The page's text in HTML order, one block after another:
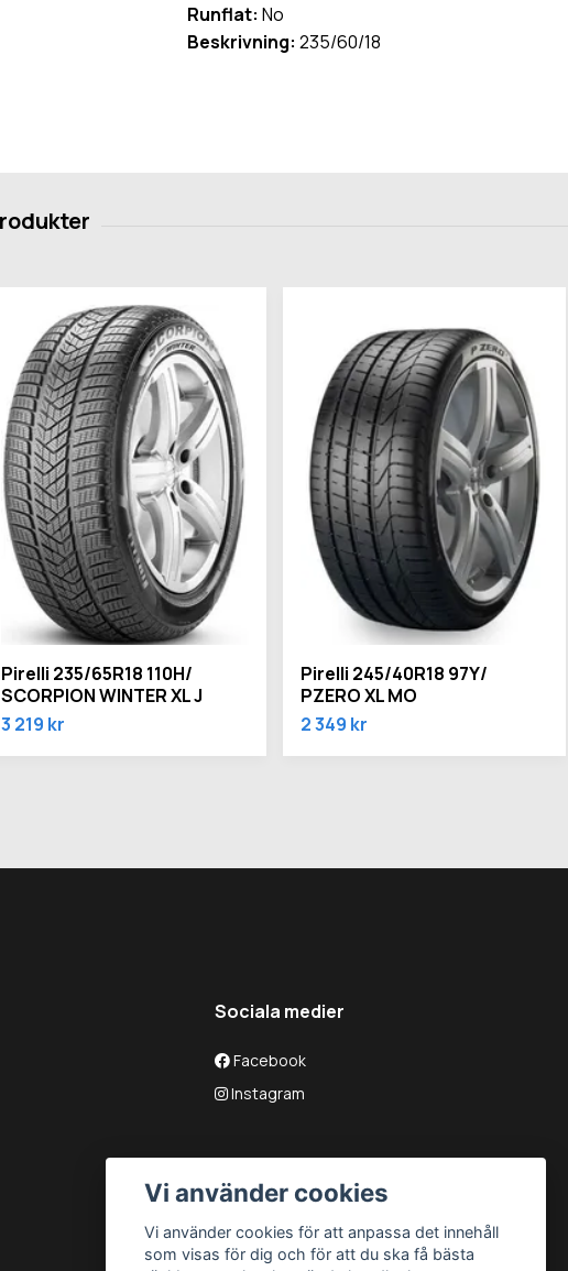
Runflat: No
Beskrivning: 235/60/18
Pirelli 235/65R18 110H/
SCORPION WINTER XL J
3 219 kr
Pirelli 245/40R18 97Y/
PZERO XL MO
2 349 kr
Sociala medier
Facebook
Instagram
Vi använder cookies
Vi använder cookies för att anpassa det innehåll
som visas för dig och för att du ska få bästa